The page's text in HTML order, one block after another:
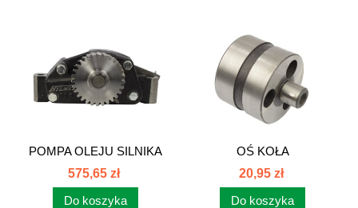
POMPA OLEJU SILNIKA
STARY TYP...
575,65 zł
Do koszyka
OŚ KOŁA
POŚREDNIEGO POMPY
OLEJU...
20,95 zł
Do koszyka